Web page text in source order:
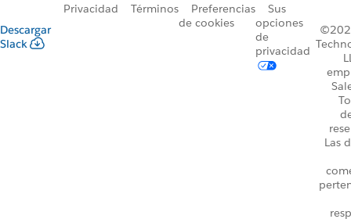
Descargar
Slack
Privacidad Términos
Preferencias
de cookies
Sus
opciones
de
privacidad
Las